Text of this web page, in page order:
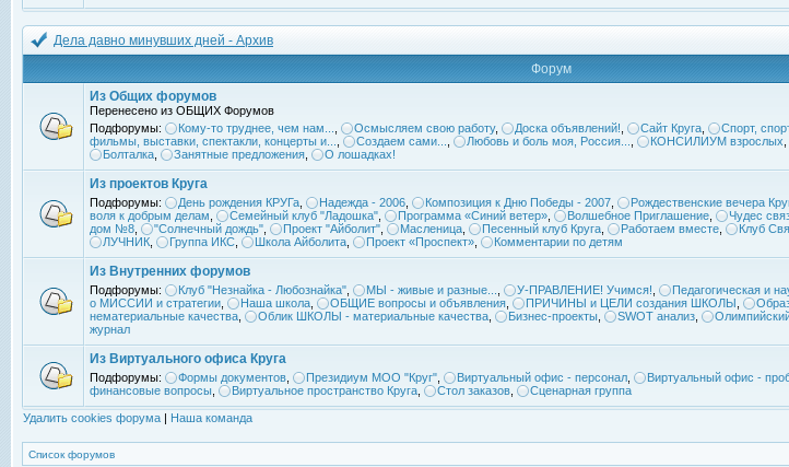
Дела давно минувших дней - Архив
Форум
Из Общих форумов
Перенесено из ОБЩИХ Форумов
Подфорумы:
Кому-то труднее, чем нам... Осмысляем свою работу, Доска объявлений! Сайт Круга Спорт,
фильмы, выставки, спектакли, концерты и...
Создаем сами... Любовь и боль моя, Россия... КОНСИЛИУМ взрослых
Болталка
Занятные предложения О лошадках!
Из проектов Круга
Подфорумы: День рождения КРУГа Надежда - 2006 Композиция к Дню Победы - 2007 Рождественские вечера
воля к добрым делам
Семейный клуб "Ладошка" Программа «Синий ветер» Волшебное Приглашение Чудес
дом №8
"Солнечный дождь" Проект "Айболит" Масленица Песенный клуб Круга Работаем вместе Клуб
ЛУЧНИК
Группа ИКС Школа Айболита Проект «Проспект» Комментарии по детям
Из Внутренних форумов
Подфорумы: Клуб "Незнайка - Любознайка" МЫ - живые и разные... У-ПРАВЛЕНИЕ! Учимся! Педагогическая и
о МИССИИ и стратегии
Наша школа ОБЩИЕ вопросы и объявления ПРИЧИНЫ и ЦЕЛИ создания ШКОЛЫ
нематериальные качества
Облик ШКОЛЫ - материальные качества Бизнес-проекты SWOT анализ
журнал
Из Виртуального офиса Круга
Подфорумы: Формы документов Президиум МОО "Круг" Виртуальный офис - персонал Виртуальный офис -
финансовые вопросы
Виртуальное пространство Круга Стол заказов Сценарная группа
Удалить cookies форума | Наша команда
Список форумов